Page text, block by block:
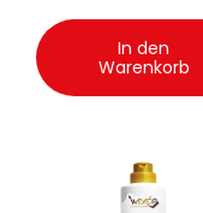
In den
Warenkorb